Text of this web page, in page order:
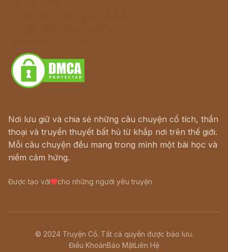
Nơi lưu giữ và chia sẻ những câu chuyện cổ tích, thần
thoại và truyền thuyết bất hủ từ khắp nơi trên thế giới.
Mỗi câu chuyện đều mang trong mình một bài học và
niềm cảm hứng.
Được tạo với cho những người yêu truyện
© 2024 Truyện Cổ. Tất cả quyền được bảo lưu.
Điều KhoảnBảo MậtLiên Hệ